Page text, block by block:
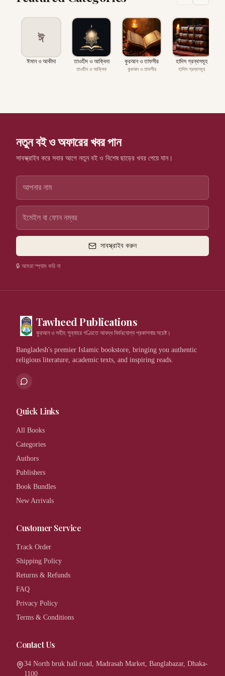
ঈ
ঈমান ও আকীদা তাওহীদ ও আক্বিদা
তাওহীদ ও আক্বিদা
কুরআন ও তাফসীর
কুরআন ও তাফসীর
হাদিস গ্রন্থসমূহ
হাদিস গ্রন্থসমূহ
নতুন বই ও অফারের খবর পান
সাবস্ক্রাইব করে সবার আগে নতুন বই ও বিশেষ ছাড়ের খবর পেয়ে যান।
সাবস্ক্রাইব করুন
🔒 আমরা স্প্যাম করি না
Tawheed Publications
কুরআন ও সহীহ সুন্নাহর গণ্ডিতে আবদ্ধ নির্ভরযোগ্য প্রকাশনায় সচেষ্ট।
Bangladesh's premier Islamic bookstore, bringing you authentic
religious literature, academic texts, and inspiring reads.
Quick Links
All Books
Categories
Authors
Publishers
Book Bundles
New Arrivals
Customer Service
Track Order
Shipping Policy
Returns & Refunds
FAQ
Privacy Policy
Terms & Conditions
Contact Us
34 North bruk hall road, Madrasah Market, Banglabazar, Dhaka-
1100